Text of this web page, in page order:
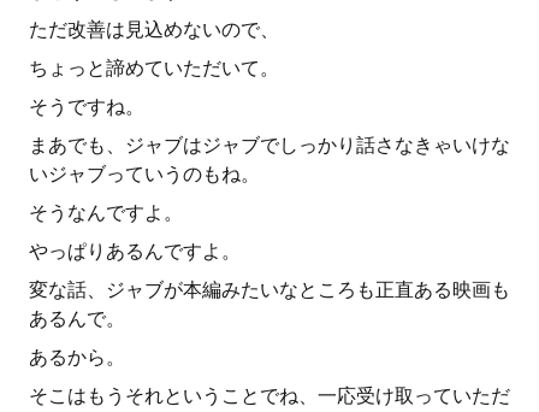
ただ改善は見込めないので、
ちょっと諦めていただいて。
そうですね。
まあでも、ジャブはジャブでしっかり話さなきゃいけな
いジャブっていうのもね。
そうなんですよ。
やっぱりあるんですよ。
変な話、ジャブが本編みたいなところも正直ある映画も
あるんで。
あるから。
そこはもうそれということでね、一応受け取っていただ